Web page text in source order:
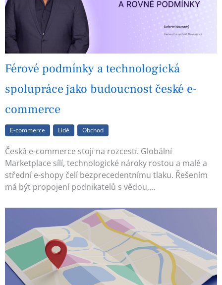
Férové podmínky a technologická
spolupráce jako budoucnost české e-
commerce
E-commerce Lidé Obchod
Česká e-commerce stojí na rozcestí. Globální
Marketplace sílí, technologické nároky rostou a malé a
střední e-shopy čelí bezprecedentnímu tlaku. Řešením
má být propojení podnikatelů s vědou,…